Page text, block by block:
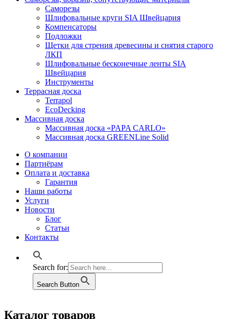
Саморезы
Шлифовальные круги SIA Швейцария
Компенсаторы
Подложки
Щетки для стрения древесины и снятия старого
ЛКП
Шлифовальные бесконечные ленты SIA
Швейцария
Инструменты
Террасная доска
Terrapol
EcoDecking
Массивная доска
Массивная доска «PAPA CARLO»
Массивная доска GREENLine Solid
О компании
Партнёрам
Оплата и доставка
Гарантия
Наши работы
Услуги
Новости
Блог
Статьи
Контакты
Search for:
Search Button
Каталог товаров